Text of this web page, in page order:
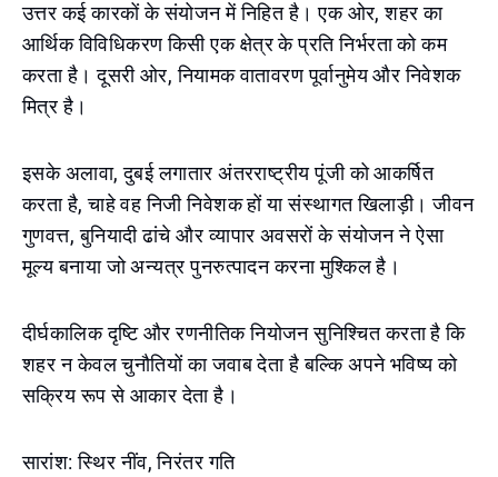
उत्तर कई कारकों के संयोजन में निहित है। एक ओर, शहर का
आर्थिक विविधिकरण किसी एक क्षेत्र के प्रति निर्भरता को कम
करता है। दूसरी ओर, नियामक वातावरण पूर्वानुमेय और निवेशक
मित्र है।
इसके अलावा, दुबई लगातार अंतरराष्ट्रीय पूंजी को आकर्षित
करता है, चाहे वह निजी निवेशक हों या संस्थागत खिलाड़ी। जीवन
गुणवत्त, बुनियादी ढांचे और व्यापार अवसरों के संयोजन ने ऐसा
मूल्य बनाया जो अन्यत्र पुनरुत्पादन करना मुश्किल है।
दीर्घकालिक दृष्टि और रणनीतिक नियोजन सुनिश्चित करता है कि
शहर न केवल चुनौतियों का जवाब देता है बल्कि अपने भविष्य को
सक्रिय रूप से आकार देता है।
सारांश: स्थिर नींव, निरंतर गति